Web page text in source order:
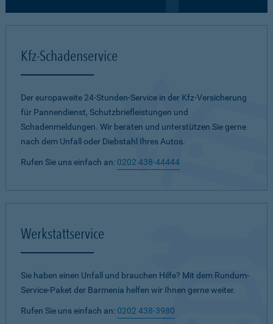
Kfz-Schadenservice
Der europaweite 24-Stunden-Service in der Kfz-Versicherung
für Pannendienst, Schutzbriefleistungen und
Schadenmeldungen. Wir beraten und unterstützen Sie gerne
nach dem Unfall oder Diebstahl Ihres Autos.
Rufen Sie uns einfach an: 0202 438-44444
Werkstattservice
Sie haben einen Unfall und brauchen Hilfe? Mit dem Rundum-
Service-Paket der Barmenia helfen wir Ihnen gerne weiter.
Rufen Sie uns einfach an: 0202 438-3980